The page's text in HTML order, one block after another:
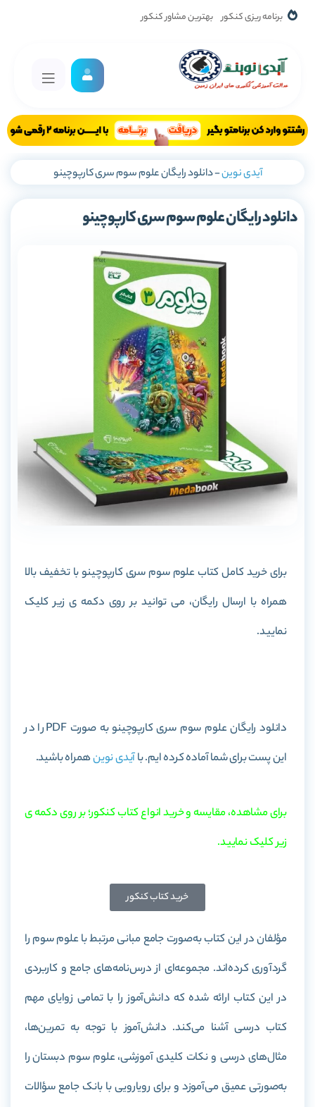
برنامه ریزی کنکور بهترین مشاور کنکور
آیدی نوین-دانلود رایگان علوم سوم سری کارپوچینو
دانلود رایگان علوم سوم سری کارپوچینو
برای خرید کامل کتاب علوم سوم سری کارپوچینو با تخفیف بالا
همراه با ارسال رایگان، می توانید بر روی دکمه ی زیر کلیک
نمایید.
دانلود رایگان علوم سوم سری کارپوچینو به صورت PDF را در
این پست برای شما آماده کرده ایم. باآیدی نوینهمراه باشید.
برای مشاهده، مقایسه و خرید انواع کتاب کنکور؛ بر روی دکمه ی
زیر کلیک نمایید.
خرید کتاب کنکور
مؤلفان در این کتاب به‌صورت جامع مبانی مرتبط با علوم سوم را
گردآوری کرده‌اند. مجموعه‌ای از درس‌نامه‌های جامع و کاربردی
در این کتاب ارائه شده که دانش‌آموز را با تمامی زوایای مهم
کتاب درسی آشنا می‌کند. دانش‌آموز با توجه به تمرین‌ها،
مثال‌های درسی و نکات کلیدی آموزشی، علوم سوم دبستان را
به‌صورتی عمیق می‌آموزد و برای رویارویی با بانک جامع سؤالات